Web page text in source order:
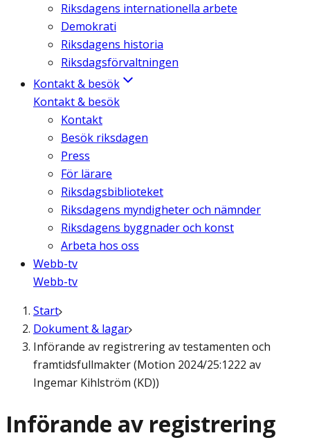
Riksdagens internationella arbete
Demokrati
Riksdagens historia
Riksdagsförvaltningen
Kontakt & besök
Kontakt & besök
Kontakt
Besök riksdagen
Press
För lärare
Riksdagsbiblioteket
Riksdagens myndigheter och nämnder
Riksdagens byggnader och konst
Arbeta hos oss
Webb-tv
Webb-tv
Start
Dokument & lagar
Införande av registrering av testamenten och
framtidsfullmakter (Motion 2024/25:1222 av
Ingemar Kihlström (KD))
Införande av registrering